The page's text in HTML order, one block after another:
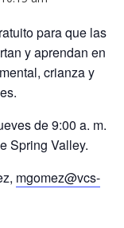
para que las
y aprendan en
crianza y
de 9:00 a. m.
Spring Valley.
mgomez@vcs-